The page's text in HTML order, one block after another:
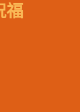
福